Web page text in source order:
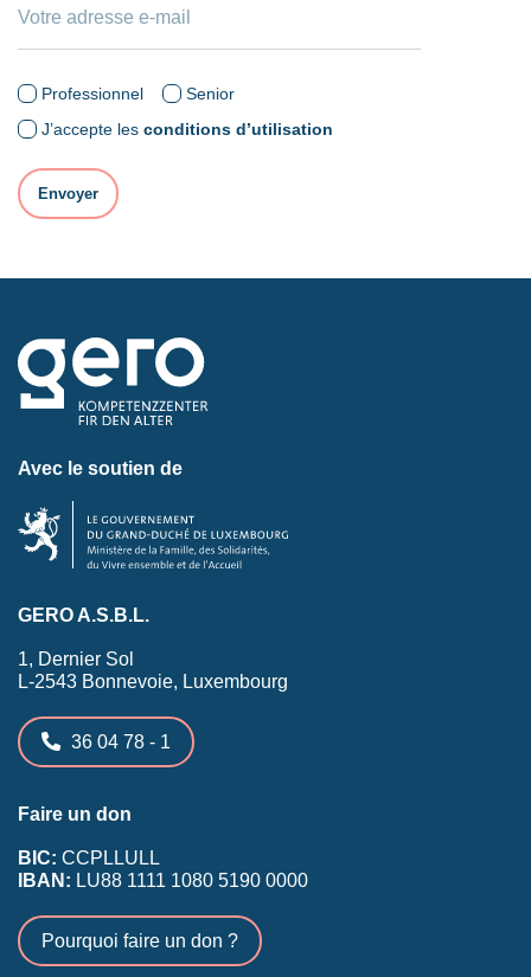
Professionnel
Senior
J’accepte les conditions d’utilisation
Avec le soutien de
GERO A.S.B.L.
1, Dernier Sol
L-2543 Bonnevoie, Luxembourg
36 04 78 - 1
Faire un don
BIC: CCPLLULL
IBAN: LU88 1111 1080 5190 0000
Pourquoi faire un don ?